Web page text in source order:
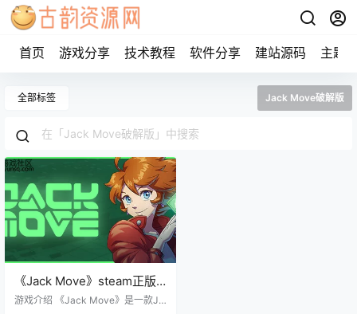
首页 游戏分享 技术教程 软件分享 建站源码 主题
全部标签 Jack Move破解版
《Jack Move》steam正版
离线版共享账号
游戏介绍 《Jack Move》是一款JR